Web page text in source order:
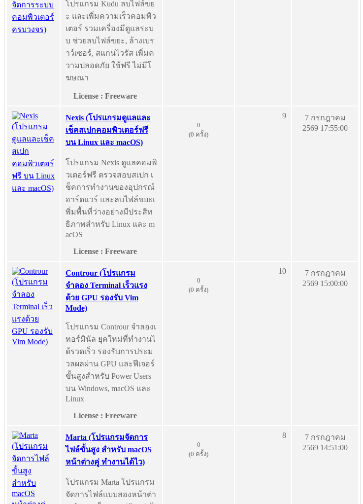
โปรแกรม Kudu ลบไฟล์ขย
ะ และเพิ่มความเร็วคอมพิว
เตอร์ รวมเครื่องมีดูแลระบ
บ ช่วยลบไฟล์ขยะ, ล้างเบร
าว์เซอร์, สแกนไวรัส เพิ่มค
วามปลอดภัย ใช้ฟรี ไม่มีโ
ฆษณา
License : Freeware
Nexis (โปรแกรมดูแลและ
เช็คสเปกคอมพิวเตอร์ฟรี
บน Linux และ macOS)
โปรแกรม Nexis ดูแลคอมพิ
วเตอร์ฟรี ตรวจสอบสเปก เ
ช็คการทำงานของอุปกรณ์
ฮาร์ดแวร์ และลบไฟล์ขยะเ
พิ่มพื้นที่ว่างอย่างมีประสิท
ธิภาพสำหรับ Linux และ m
acOS
License : Freeware
0
(0 ครั้ง)
9
7 กรกฎาคม
2569 17:55:00
Controur (โปรแกรม
จำลอง Terminal เร็วแรง
ด้วย GPU รองรับ Vim
Mode)
โปรแกรม Controur จำลองเ
ทอร์มินัล ยุคใหม่ที่ทำงานไ
ด้รวดเร็ว รองรับการประม
วลผลผ่าน GPU และฟีเจอร์
ขั้นสูงสำหรับ Power Users
บน Windows, macOS และ
Linux
License : Freeware
0
(0 ครั้ง)
10
7 กรกฎาคม
2569 15:00:00
Marta (โปรแกรมจัดการ
ไฟล์ขั้นสูง สำหรับ macOS
หน้าต่างคู่ ทำงานได้ไว)
โปรแกรม Marta โปรแกรม
จัดการไฟล์แบบสองหน้าต่า
0
(0 ครั้ง)
8
7 กรกฎาคม
2569 14:51:00